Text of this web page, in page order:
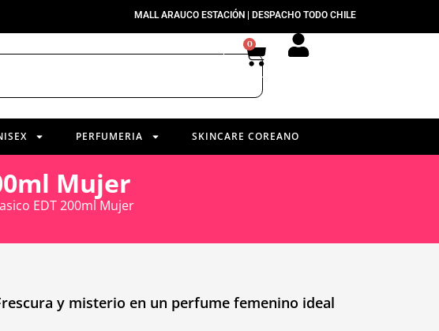
MALL ARAUCO ESTACIÓN | DESPACHO TODO CHILE
0
PERFUMERIA SKINCARE COREANO
Mujer
EDT 200ml Mujer
y misterio en un perfume femenino ideal